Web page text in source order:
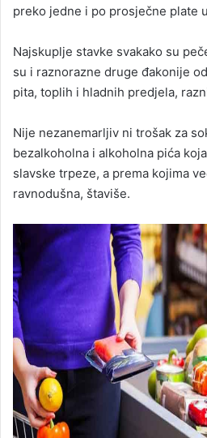
preko jedne i po prosječne plate
Najskuplje stavke svakako su
su i raznorazne druge đakonije
pita, toplih i hladnih predjela,
Nije nezanemarljiv ni trošak za
bezalkoholna i alkoholna pića
slavske trpeze, a prema kojima
ravnodušna, štaviše.